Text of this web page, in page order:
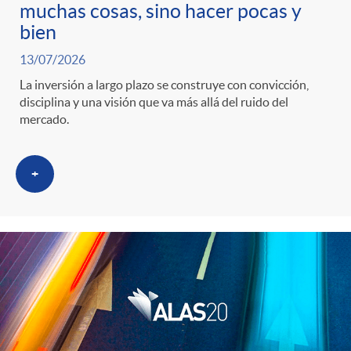
n
o
m
i
a
s
F
i
l
t
r
o
C
n
t
e
n
i
d
o
muchas cosas, sino hacer pocas y
bien
13/07/2026
La inversión a largo plazo se construye con convicción,
disciplina y una visión que va más allá del ruido del
mercado.
+